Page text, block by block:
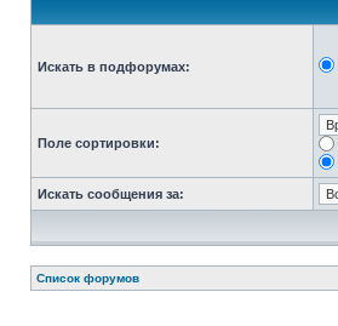
Искать в подфорумах:
Поле сортировки:
Искать сообщения за:
Список форумов